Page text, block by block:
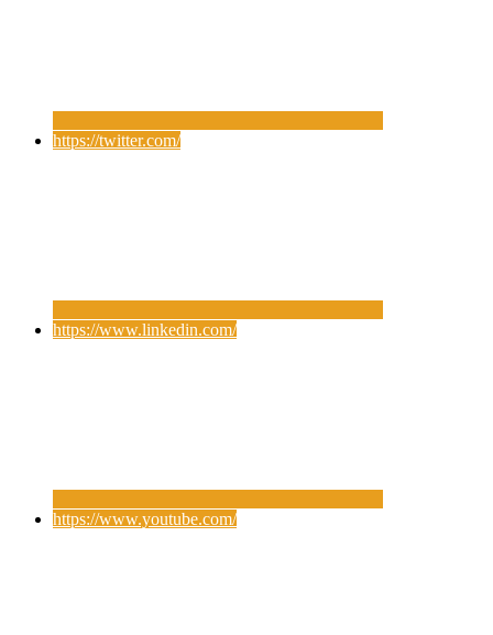
https://twitter.com/
https://www.linkedin.com/
https://www.youtube.com/